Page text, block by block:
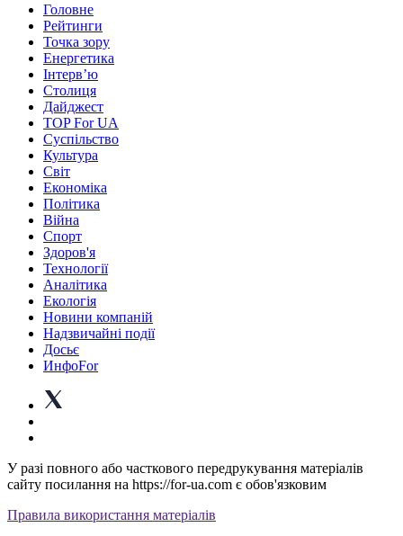
Головне
Рейтинги
Точка зору
Енергетика
Інтерв’ю
Столиця
Дайджест
TOP For UA
Суспiльство
Культура
Світ
Економіка
Політика
Війна
Спорт
Здоров'я
Технології
Аналітика
Екологія
Новини компаній
Надзвичайні події
Досьє
ИнфоFor
У разі повного або часткового передрукування матеріалів
сайту посилання на https://for-ua.com є обов'язковим
Правила використання матеріалів